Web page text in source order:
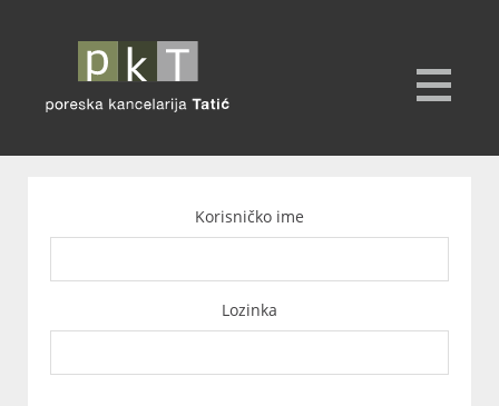
Korisničko ime
Lozinka